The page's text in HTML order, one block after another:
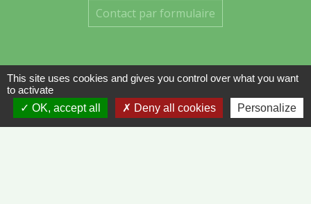
Contact par formulaire
Liens
This site uses cookies and gives you control over what you want
to activate
OK, accept all
Deny all cookies Personalize